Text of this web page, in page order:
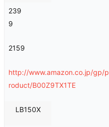
239
9
2159
http://www.amazon.co.jp/gp/p
roduct/B00Z9TX1TE
LB150X